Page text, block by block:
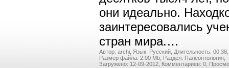
они идеально.
заинтересовались
стран мира.…
Автор: archi, Язык: Русский, Длительность: 00:38,
Размер файла: 2.00 Mb, Раздел: Палеонтология,
Загружено: 12-09-2012, Комментариев: 0,